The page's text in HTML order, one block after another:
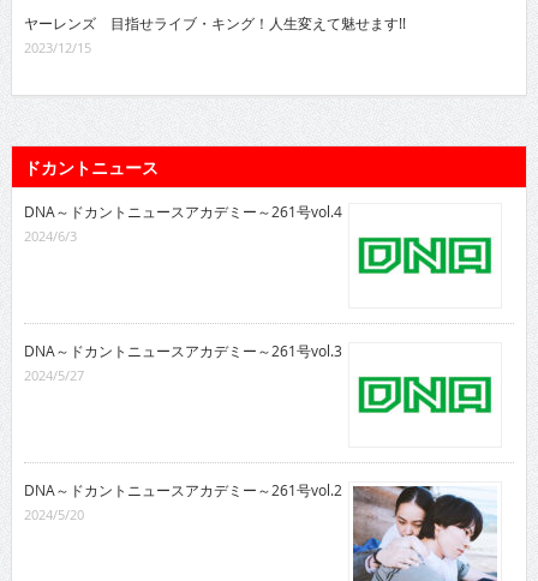
ヤーレンズ 目指せライブ・キング！人生変えて魅せます!!
2023/12/15
ドカントニュース
DNA～ドカントニュースアカデミー～261号vol.4
2024/6/3
DNA～ドカントニュースアカデミー～261号vol.3
2024/5/27
DNA～ドカントニュースアカデミー～261号vol.2
2024/5/20